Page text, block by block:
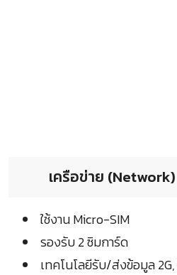
เครือข่าย (Network)
ใช้งาน Micro-SIM
รองรับ 2 ซิมการ์ด
เทคโนโลยีรับ/ส่งข้อมูล